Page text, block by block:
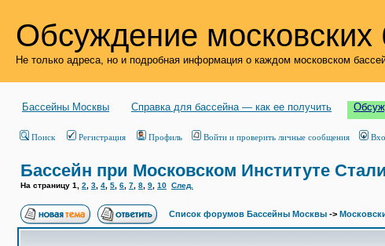
Обсуждение московских
Не только адреса, но и подробная информация о каждом московском
Бассейны Москвы Справка для бассейна — как ее получить
Поиск Регистрация Профиль Войти и проверить личные сообщения
Бассейн при Московском Институте
На страницу 1 2 3 4 5 6 7 8 9 10 След.
Список форумов Бассейны Москвы ->